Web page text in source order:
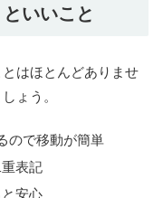
いいこと
はほとんどありませ
ょう。
ので移動が簡単
表記
安心